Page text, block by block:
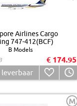
Airlines Cargo
747-412(BCF)
B Models
€ 174.95
leverbaar
M